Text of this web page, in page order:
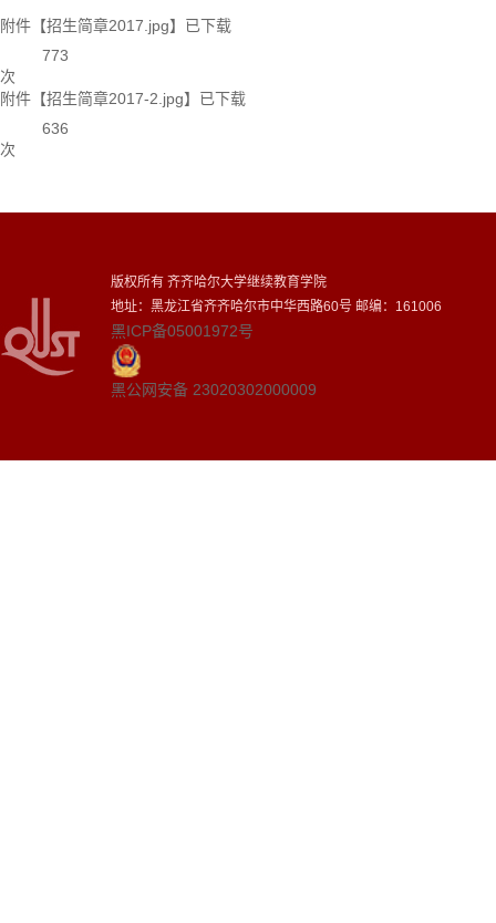
附件【招生简章2017.jpg】已下载
773
次
附件【招生简章2017-2.jpg】已下载
636
次
版权所有 齐齐哈尔大学继续教育学院
地址：黑龙江省齐齐哈尔市中华西路60号 邮编：161006
黑ICP备05001972号
黑公网安备 23020302000009